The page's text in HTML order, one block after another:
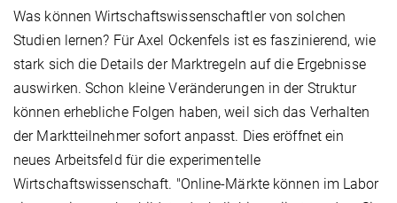
Was können Wirtschaftswissenschaftler von solchen
Studien lernen? Für Axel Ockenfels ist es faszinierend, wie
stark sich die Details der Marktregeln auf die Ergebnisse
auswirken. Schon kleine Veränderungen in der Struktur
können erhebliche Folgen haben, weil sich das Verhalten
der Marktteilnehmer sofort anpasst. Dies eröffnet ein
neues Arbeitsfeld für die experimentelle
Wirtschaftswissenschaft. "Online-Märkte können im Labor